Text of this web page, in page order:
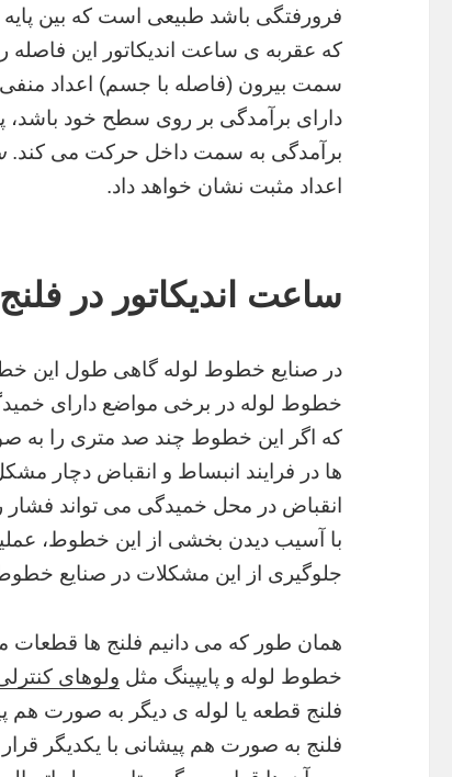
فرورفتگی باشد طبیعی است که بین
که عقربه ی ساعت اندیکاتور این
سمت بیرون (فاصله با جسم) اعداد
دارای برآمدگی بر روی سطح خود باشد،
برآمدگی به سمت داخل حرکت می کند.
اعداد مثبت نشان خواهد داد.
ساعت اندیکاتور در
در صنایع خطوط لوله گاهی طول این
خطوط لوله در برخی مواضع دارای
که اگر این خطوط چند صد متری را به
ها در فرایند انبساط و انقباض دچار
انقباض در محل خمیدگی می تواند فشار
با آسیب دیدن بخشی از این خطوط،
جلوگیری از این مشکلات در صنایع
همان طور که می دانیم فلنج ها قطعات
خطوط لوله و پایپینگ مثل ولوهای
فلنج قطعه یا لوله ی دیگر به صورت هم
فلنج به صورت هم پیشانی با یکدیگر